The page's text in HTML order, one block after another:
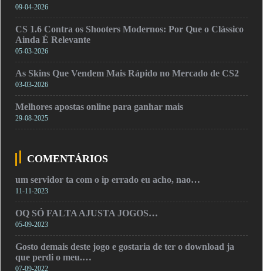
09-04-2026
CS 1.6 Contra os Shooters Modernos: Por Que o Clássico
Ainda É Relevante
05-03-2026
As Skins Que Vendem Mais Rápido no Mercado de CS2
03-03-2026
Melhores apostas online para ganhar mais
29-08-2025
COMENTÁRIOS
um servidor ta com o ip errado eu acho, nao…
11-11-2023
OQ SÓ FALTA AJUSTA JOGOS…
05-09-2023
Gosto demais deste jogo e gostaria de ter o download ja
que perdi o meu.…
07-09-2022